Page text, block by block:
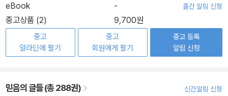
eBook
- 출간 알림 신청
중고상품 (2) 9,700원
중고
알라딘에 팔기
중고
회원에게 팔기
중고 등록
알림 신청
믿음의 글들 (총 288권) 신간알림 신청